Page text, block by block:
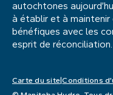
autochtones
à établir et à
bénéfiques avec les
esprit de réconciliation.
Carte du site Conditions